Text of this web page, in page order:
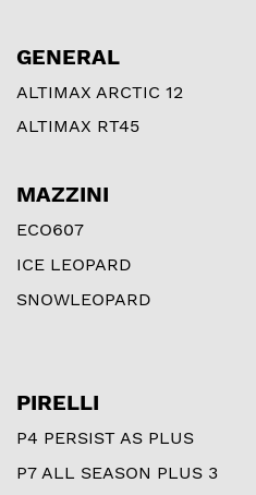
GENERAL
ALTIMAX ARCTIC 12
ALTIMAX RT45
MAZZINI
ECO607
ICE LEOPARD
SNOWLEOPARD
PIRELLI
P4 PERSIST AS PLUS
P7 ALL SEASON PLUS 3